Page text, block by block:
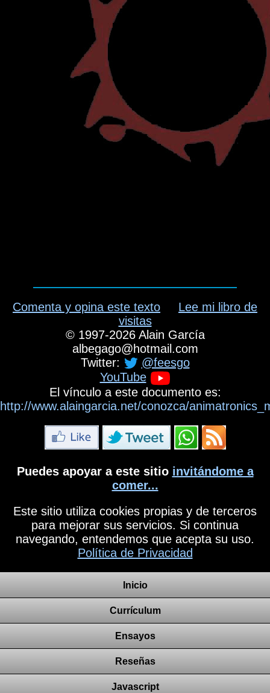
Comenta y opina este texto
Lee mi libro de
visitas
©1997-2026 Alain García
albegago@hotmail.com
Twitter:
@feesgo
YouTube
El vínculo a este documento es:
http://www.alaingarcia.net/conozca/
Puedes apoyar a este sitio invitándome a
comer...
Este sitio utiliza cookies propias y de terceros
para mejorar sus servicios. Si continua
navegando, entendemos que acepta su uso.
Política de Privacidad
Inicio
Currículum
Ensayos
Reseñas
Javascript